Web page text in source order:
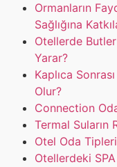
Ormanların
Sağlığına
Otellerde
Yarar?
Kaplıca
Olur?
Connection
Termal Suların
Otel Oda
Otellerdeki